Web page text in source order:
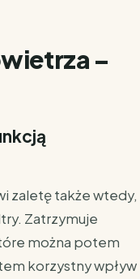
–
zaletę także wtedy,
Zatrzymuje
można potem
korzystny wpływ